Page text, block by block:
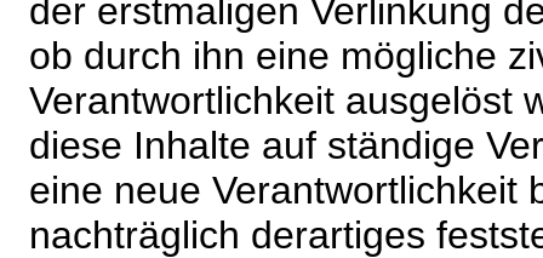
der erstmaligen Verlinkung
ob durch ihn eine mögliche
Verantwortlichkeit ausgelöst
diese Inhalte auf ständige
eine neue Verantwortlichkeit
nachträglich derartiges